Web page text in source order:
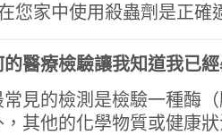
您家中使用殺蟲劑是正確
醫療檢驗讓我知道我已
見的檢測是檢驗一種酶
其他的化學物質或健康